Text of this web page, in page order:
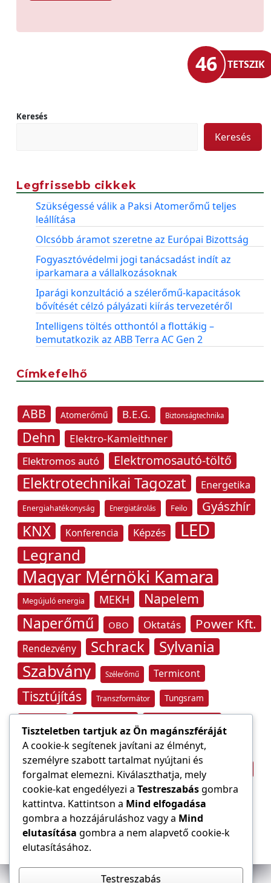
46 TETSZIK
Keresés
Keresés
Legfrissebb cikkek
Szükségessé válik a Paksi Atomerőmű teljes
leállítása
Olcsóbb áramot szeretne az Európai Bizottság
Fogyasztóvédelmi jogi tanácsadást indít az
iparkamara a vállalkozásoknak
Iparági konzultáció a szélerőmű-kapacitások
bővítését célzó pályázati kiírás tervezetéről
Intelligens töltés otthontól a flottákig –
bemutatkozik az ABB Terra AC Gen 2
Címkefelhő
ABB Atomerőmű B.E.G. Biztonságtechnika
Dehn
Elektro-Kamleithner
Elektromos autó
Elektromosautó-töltő
Elektrotechnikai Tagozat Energetika
Energiahatékonyság Energiatárolás Feilo Gyászhír
KNX Konferencia Képzés LED
Legrand
Magyar Mérnöki Kamara
Megújuló energia MEKH Napelem
Naperőmű OBO Oktatás Power Kft.
Rendezvény Schrack Sylvania
Szabvány Szélerőmű Termicont
Tisztújítás Transzformátor Tungsram
Villámvédelem
Világítástechnika Áramfogyasztás
Áramszolgáltató Építőipar átviteli hálózat
Tiszteletben tartjuk az Ön magánszféráját
A cookie-k segítenek javítani az élményt,
személyre szabott tartalmat nyújtani és
forgalmat elemezni. Kiválaszthatja, mely
cookie-kat engedélyezi a Testreszabásgombra
kattintva. Kattintson a Mind elfogadása
gombra a hozzájáruláshoz vagy a Mind
elutasítása gombra a nem alapvető cookie-k
elutasításához.
Testreszabás